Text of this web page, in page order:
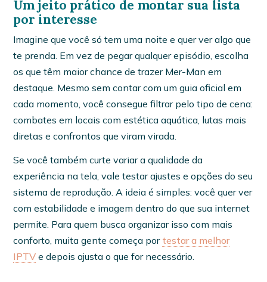
Um jeito prático de montar sua lista
por interesse
Imagine que você só tem uma noite e quer ver algo que
te prenda. Em vez de pegar qualquer episódio, escolha
os que têm maior chance de trazer Mer-Man em
destaque. Mesmo sem contar com um guia oficial em
cada momento, você consegue filtrar pelo tipo de cena:
combates em locais com estética aquática, lutas mais
diretas e confrontos que viram virada.
Se você também curte variar a qualidade da
experiência na tela, vale testar ajustes e opções do seu
sistema de reprodução. A ideia é simples: você quer ver
com estabilidade e imagem dentro do que sua internet
permite. Para quem busca organizar isso com mais
conforto, muita gente começa por testar a melhor
IPTV e depois ajusta o que for necessário.